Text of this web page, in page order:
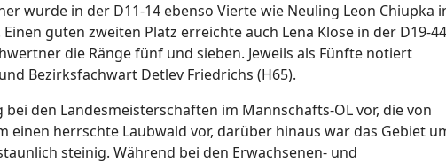
wurde in der D11-14 ebenso Vierte wie Neuling Leon Chiupka
guten zweiten Platz erreichte auch Lena Klose in der D19-
die Ränge fünf und sieben. Jeweils als Fünfte notiert
Bezirksfachwart Detlev Friedrichs (H65).
den Landesmeisterschaften im Mannschafts-OL vor, die von
herrschte Laubwald vor, darüber hinaus war das Gebiet
steinig. Während bei den Erwachsenen- und